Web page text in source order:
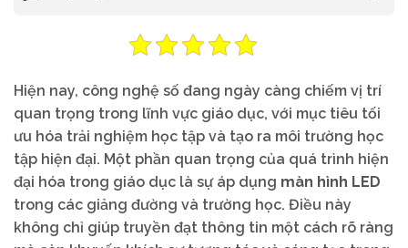
Hiện nay, công nghệ số đang ngày càng chiếm vị trí
quan trọng trong lĩnh vực giáo dục, với mục tiêu tối
ưu hóa trải nghiệm học tập và tạo ra môi trường học
tập hiện đại. Một phần quan trọng của quá trình hiện
đại hóa trong giáo dục là sự áp dụng màn hình LED
trong các giảng đường và trường học. Điều này
không chỉ giúp truyền đạt thông tin một cách rõ ràng